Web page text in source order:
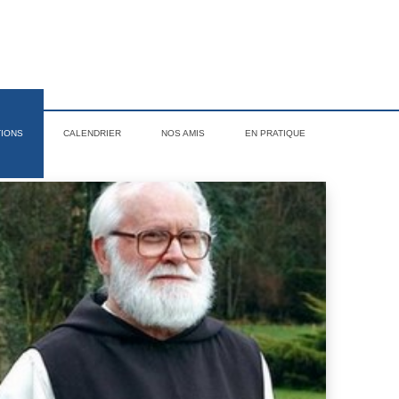
CALENDRIER NOS AMIS EN PRATIQUE